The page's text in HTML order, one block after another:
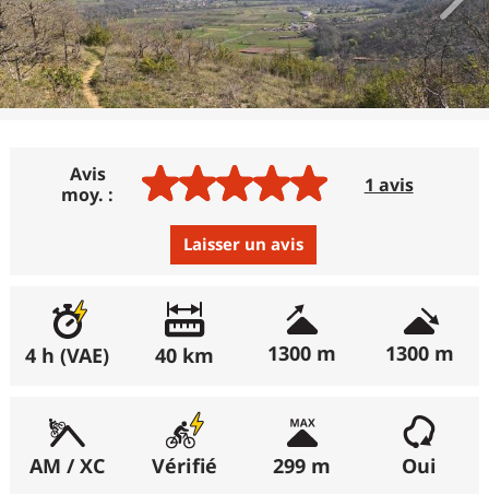
Avis
moy. :
1 avis
Laisser un avis
Excellent:
100%
(récemment : 100%)
(récemment : 0%)
Moyen:
0%
4 h (VAE) 40 km 1300 m 1300 m
AM / XC Vérifié 299 m Oui